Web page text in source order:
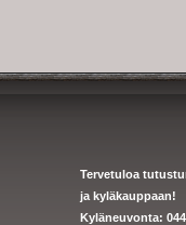
Tervetuloa
ja kyläkauppaan!
Kyläneuvonta: 044